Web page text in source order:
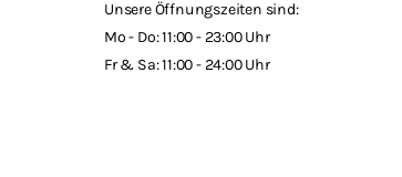
Unsere Öffnungszeiten sind:
Mo - Do: 11:00 - 23:00 Uhr
Fr & Sa: 11:00 - 24:00 Uhr